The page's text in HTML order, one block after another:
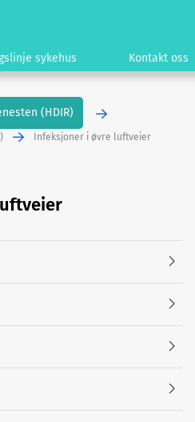
sykehus Kontakt oss
(HDIR)
Infeksjoner i øvre luftveier